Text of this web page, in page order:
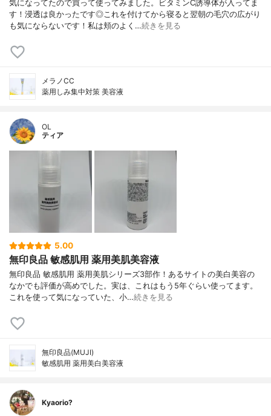
気になってたので買って使ってみました。ビタミンC誘導体が入ってま
す！浸透は良かったです◎これを付けてから寝ると翌朝の毛穴の広がり
も気にならないです！私は頬のよく…続きを見る
メラノCC
薬用しみ集中対策 美容液
OL
ティア
5.00
無印良品 敏感肌用 薬用美肌美容液
無印良品 敏感肌用 薬用美肌シリーズ3部作！あるサイトの美白美容の
なかでも評価が高めでした。実は、これはもう5年ぐらい使ってます。
これを使って気になっていた、小…続きを見る
無印良品(MUJI)
敏感肌用 薬用美白美容液
Kyaorio?